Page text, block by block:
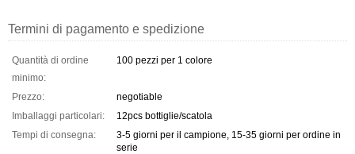
Termini di pagamento e spedizione
Quantità di ordine
minimo:
100 pezzi per 1 colore
Prezzo:
negotiable
Imballaggi particolari:
12pcs bottiglie/scatola
Tempi di consegna:
3-5 giorni per il campione, 15-35 giorni per ordine in
serie